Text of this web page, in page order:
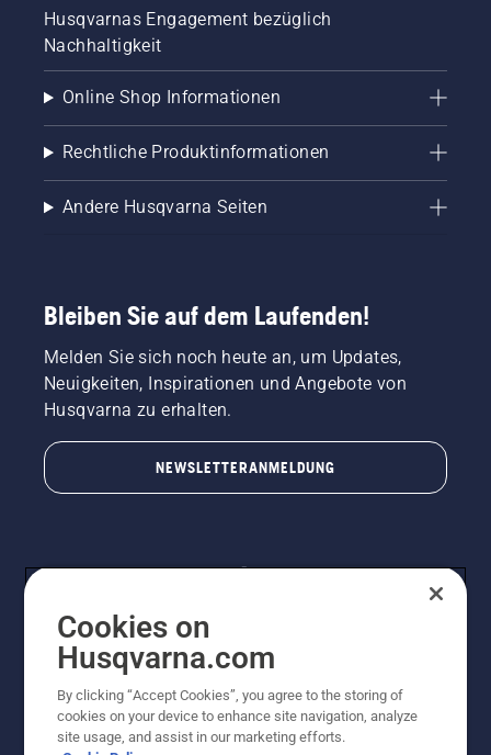
Husqvarnas Engagement bezüglich
Nachhaltigkeit
Online Shop Informationen
Rechtliche Produktinformationen
Andere Husqvarna Seiten
Bleiben Sie auf dem Laufenden!
Melden Sie sich noch heute an, um Updates,
Neuigkeiten, Inspirationen und Angebote von
Husqvarna zu erhalten.
NEWSLETTERANMELDUNG
© Husqvarna AB (publ). Alle Rechte vorbehalten.
Preisänderungen, Irrtümer, Text- und Satzfehler sind
vorbehalten. Bei den Preisangaben handelt es sich um
Cookies on
Husqvarna.com
By clicking “Accept Cookies”, you agree to the storing of
cookies on your device to enhance site navigation, analyze
site usage, and assist in our marketing efforts.